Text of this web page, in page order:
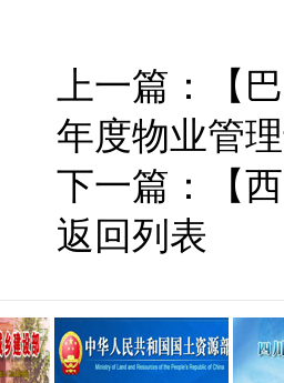
上一篇：
【
年度物业管
下一篇：
【
返回列表